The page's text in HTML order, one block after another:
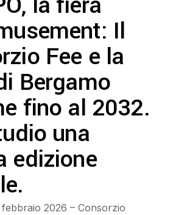
Il
Fee e la
Bergamo
fino al 2032.
una
edizione
2026 – Consorzio